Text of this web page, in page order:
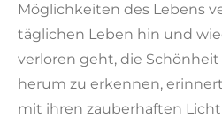
Möglichkeiten des Lebens
täglichen Leben hin und
verloren geht, die
herum zu erkennen,
mit ihren zauberhaften